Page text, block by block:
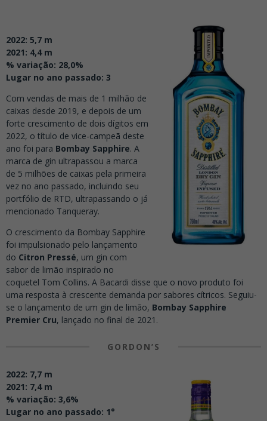
2022: 5,7 m
2021: 4,4 m
% variação: 28,0%
Lugar no ano passado: 3
Com vendas de mais de 1 milhão de
caixas desde 2019, e depois de um
forte crescimento de dois dígitos em
2022, o título de vice-campeã deste
ano foi para Bombay Sapphire. A
marca de gin ultrapassou a marca
de 5 milhões de caixas pela primeira
vez no ano passado, incluindo seu
portfólio de RTD, ultrapassando o já
mencionado Tanqueray.
O crescimento da Bombay Sapphire
foi impulsionado pelo lançamento
do Citron Pressé, um gin com
sabor de limão inspirado no
coquetel Tom Collins. A Bacardi disse que o novo produto foi
uma resposta à crescente demanda por sabores cítricos. Seguiu-
se o lançamento de um gin de limão, Bombay Sapphire
Premier Cru, lançado no final de 2021.
GORDON’S
2022: 7,7 m
2021: 7,4 m
% variação: 3,6%
Lugar no ano passado: 1°